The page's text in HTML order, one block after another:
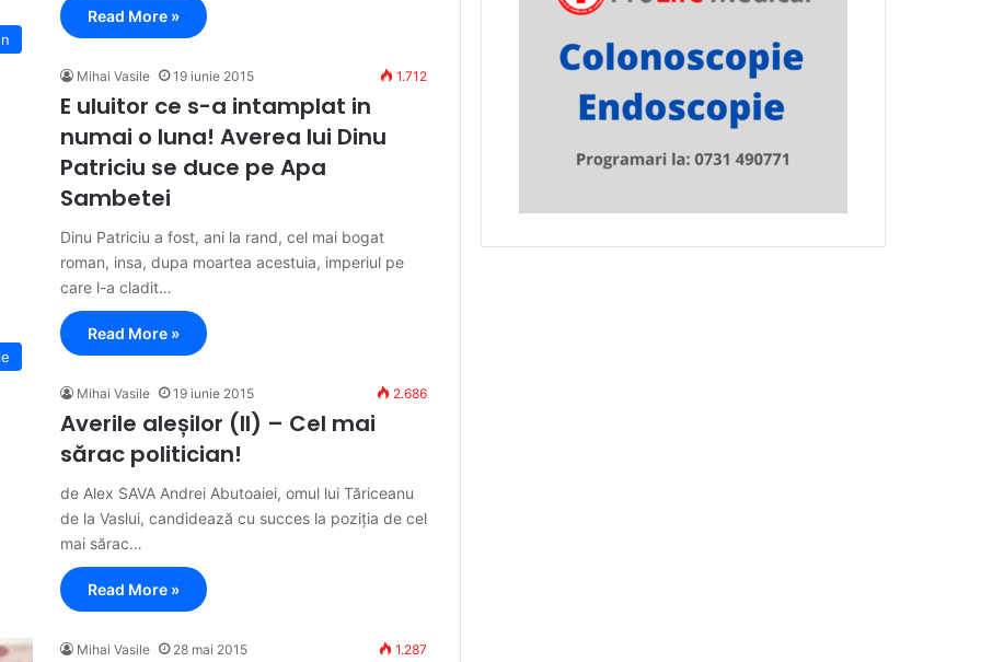
Read More »
Mihai Vasile 19 iunie 2015 1.712
E uluitor ce s-a intamplat in
numai o luna! Averea lui Dinu
Patriciu se duce pe Apa
Sambetei
Dinu Patriciu a fost, ani la rand, cel mai bogat
roman, insa, dupa moartea acestuia, imperiul pe
care l-a cladit…
Read More »
Mihai Vasile 19 iunie 2015 2.686
Averile aleșilor (II) – Cel mai
sărac politician!
de Alex SAVA Andrei Abutoaiei, omul lui Tăriceanu
de la Vaslui, candidează cu succes la poziția de cel
mai sărac…
Read More »
Mihai Vasile 28 mai 2015 1.287